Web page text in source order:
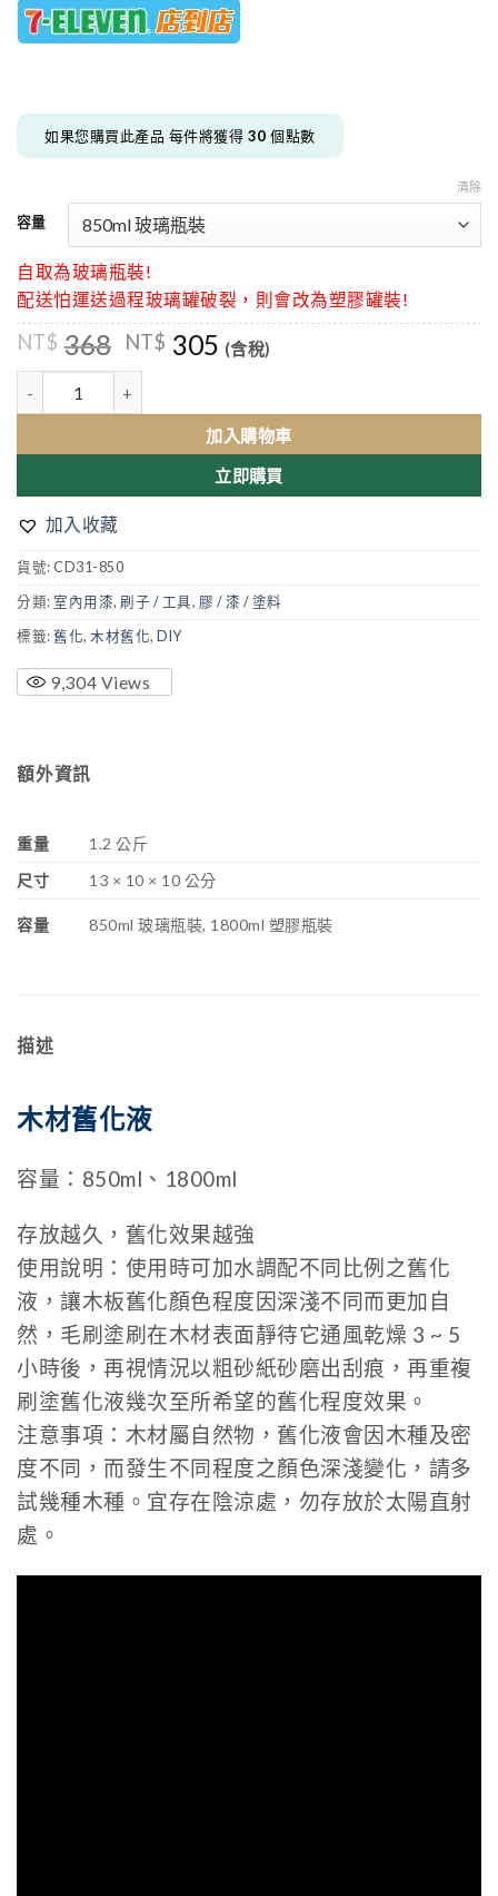
如果您購買此產品 每件將獲得 30 個點數
容量
清除
自取為玻璃瓶裝!
配送怕運送過程玻璃罐破裂，則會改為塑膠罐裝!
NT$ 368 原
價
格：
NT$368。
NT$ 305 目
前
NT$305。
(含稅)
加入購物車
立即購買
加入收藏
貨號: CD31-850
分類: 室內用漆, 刷子 / 工具, 膠 / 漆 / 塗料
標籤: 舊化, 木材舊化, DIY
9,304 Views
額外資訊
重量
1.2 公斤
尺寸
13 × 10 × 10 公分
容量 850ml 玻璃瓶裝, 1800ml 塑膠瓶裝
描述
木材舊化液
容量：850ml、1800ml
存放越久，舊化效果越強
使用說明：使用時可加水調配不同比例之舊化
液，讓木板舊化顏色程度因深淺不同而更加自
然，毛刷塗刷在木材表面靜待它通風乾燥 3 ~ 5
小時後，再視情況以粗砂紙砂磨出刮痕，再重複
刷塗舊化液幾次至所希望的舊化程度效果。
注意事項：木材屬自然物，舊化液會因木種及密
度不同，而發生不同程度之顏色深淺變化，請多
試幾種木種。宜存在陰涼處，勿存放於太陽直射
處。